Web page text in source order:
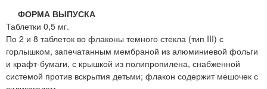
ФОРМА ВЫПУСКА
Таблетки 0,5 мг.
По 2 и 8 таблеток во флаконы темного стекла (тип III) с
горлышком, запечатанным мембраной из алюминиевой фольги
и крафт-бумаги, с крышкой из полипропилена, снабженной
системой против вскрытия детьми; флакон содержит мешочек с